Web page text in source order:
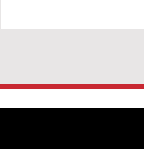
prisão, o ex-deputado foi